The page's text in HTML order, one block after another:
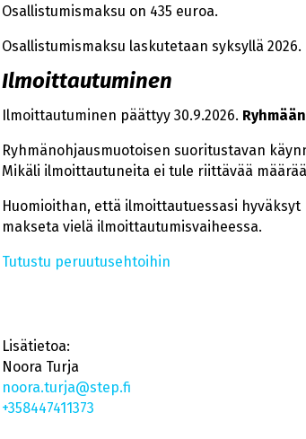
Osallistumismaksu on 435 euroa.
Osallistumismaksu laskutetaan syksyllä
Ilmoittautuminen
Ilmoittautuminen päättyy 30.9.2026.
Ryhmänohjausmuotoisen suoritustavan
Mikäli ilmoittautuneita ei tule riittävää
Huomioithan, että ilmoittautuessasi
makseta vielä ilmoittautumisvaiheessa.
Tutustu peruutusehtoihin
Lisätietoa:
Noora Turja
noora.turja@step.fi
+358447411373